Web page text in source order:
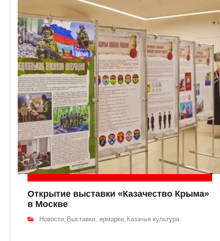
Открытие выставки «Казачество Крыма»
в Москве
Новости, Выставки, ярмарки, Казачья культура